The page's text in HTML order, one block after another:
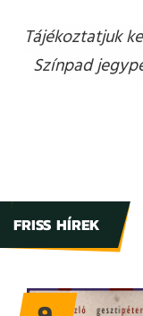
Tájékoztatjuk
Színpad
FRISS HÍREK